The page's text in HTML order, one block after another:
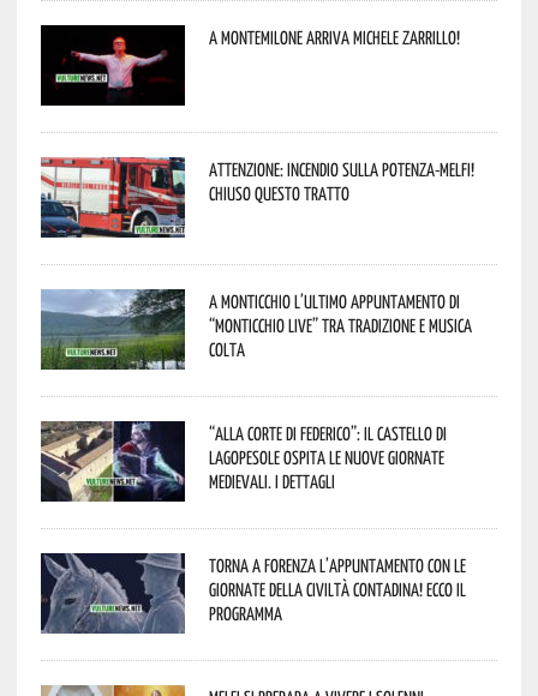
A Montemilone arriva Michele Zarrillo!
Attenzione: incendio sulla Potenza-Melfi!
Chiuso questo tratto
A Monticchio l’ultimo appuntamento di
“Monticchio Live” tra tradizione e musica
colta
“Alla corte di Federico”: il Castello di
Lagopesole ospita le nuove Giornate
Medievali. I dettagli
Torna a Forenza l’appuntamento con le
Giornate della Civiltà Contadina! Ecco il
programma